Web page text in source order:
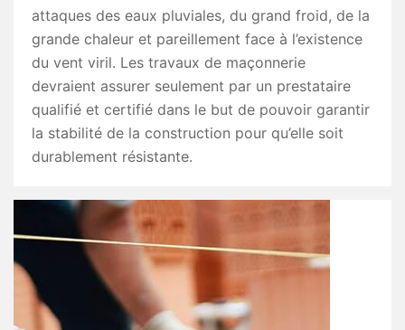
attaques des eaux pluviales, du grand froid, de la
grande chaleur et pareillement face à l’existence
du vent viril. Les travaux de maçonnerie
devraient assurer seulement par un prestataire
qualifié et certifié dans le but de pouvoir garantir
la stabilité de la construction pour qu’elle soit
durablement résistante.